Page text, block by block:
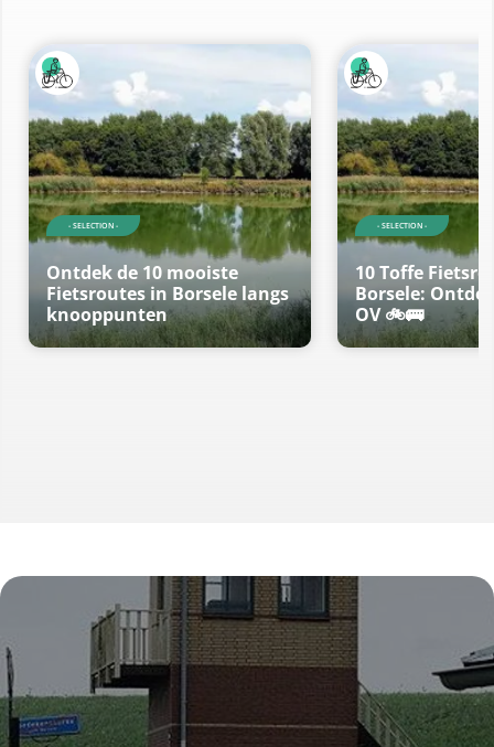
- SELECTION -
Ontdek de 10 mooiste
Fietsroutes in Borsele langs
knooppunten
- SELECTION -
10 Toffe
Borsele:
OV 🚲🚌